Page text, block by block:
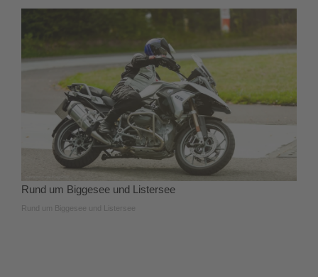
Rund um Biggesee und Listersee
Rund um Biggesee und Listersee